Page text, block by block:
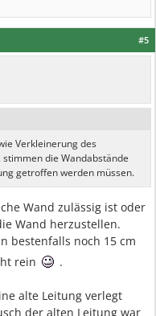
#5
Verkleinerung des
die Wandabstände
getroffen werden müssen.
Wand zulässig ist oder
Wand herzustellen.
bestenfalls noch 15 cm
rein
.
alte Leitung verlegt
der alten Leitung war